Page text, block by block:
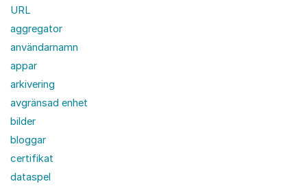
URL
aggregator
användarnamn
appar
arkivering
avgränsad enhet
bilder
bloggar
certifikat
dataspel